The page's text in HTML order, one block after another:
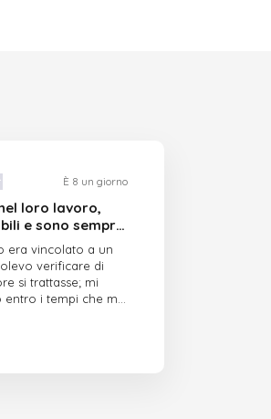
È 8 un giorno
loro lavoro,
e sono sempre
era vincolato a un
verificare di
si trattasse; mi
i tempi che mi